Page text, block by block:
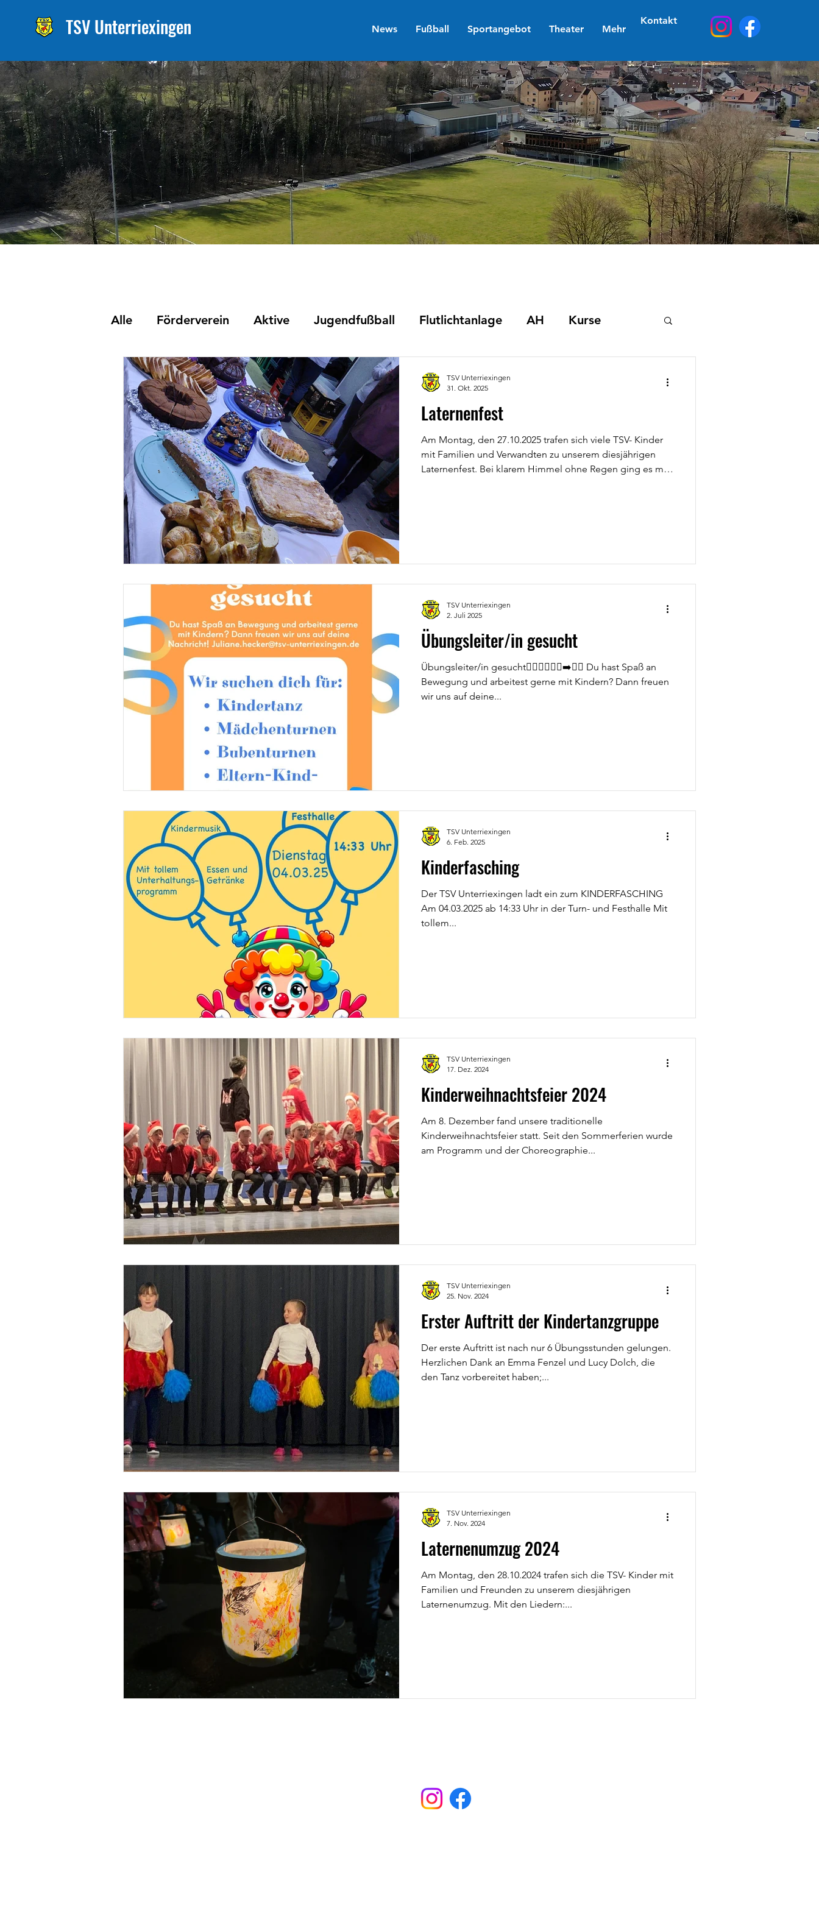
TSV Unterriexingen News Fußball Sportangebot Theater Mehr
Kontakt
Alle Förderverein Aktive Jugendfußball Flutlichtanlage AH Kurse
Verein Kinder Avita Sponsoren Vorstand/ Beirat
100 Jahre Jubiläum Theater Vereinsheim Enzwiesen Jugendausschuss
Laternenfest
Am Montag, den 27.10.2025 trafen sich viele TSV- Kinder
mit Familien und Verwandten zu unserem diesjährigen
Laternenfest. Bei klarem Himmel ohne Regen ging es mit
TSV Unterriexingen
31. Okt. 2025
Übungsleiter/in gesucht
Übungsleiter/in gesucht🤸🏼‍♂️🏃🏼‍♀️‍➡️👯‍♀️ Du hast Spaß an
Bewegung und arbeitest gerne mit Kindern? Dann freuen
wir uns auf deine...
TSV Unterriexingen
2. Juli 2025
Kinderfasching
Der TSV Unterriexingen ladt ein zum KINDERFASCHING
Am 04.03.2025 ab 14:33 Uhr in der Turn- und Festhalle Mit
tollem...
TSV Unterriexingen
6. Feb. 2025
Kinderweihnachtsfeier 2024
Am 8. Dezember fand unsere traditionelle
Kinderweihnachtsfeier statt. Seit den Sommerferien wurde
am Programm und der Choreographie...
TSV Unterriexingen
17. Dez. 2024
Erster Auftritt der Kindertanzgruppe
Der erste Auftritt ist nach nur 6 Übungsstunden gelungen.
Herzlichen Dank an Emma Fenzel und Lucy Dolch, die
den Tanz vorbereitet haben;...
TSV Unterriexingen
25. Nov. 2024
Laternenumzug 2024
Am Montag, den 28.10.2024 trafen sich die TSV- Kinder mit
Familien und Freunden zu unserem diesjährigen
Laternenumzug. Mit den Liedern:...
TSV Unterriexingen
7. Nov. 2024